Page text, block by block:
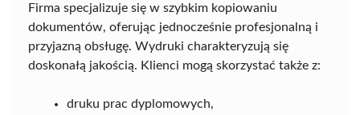
Firma specjalizuje się w szybkim kopiowaniu
dokumentów, oferując jednocześnie profesjonalną i
przyjazną obsługę. Wydruki charakteryzują się
doskonałą jakością. Klienci mogą skorzystać także z:
druku prac dyplomowych,